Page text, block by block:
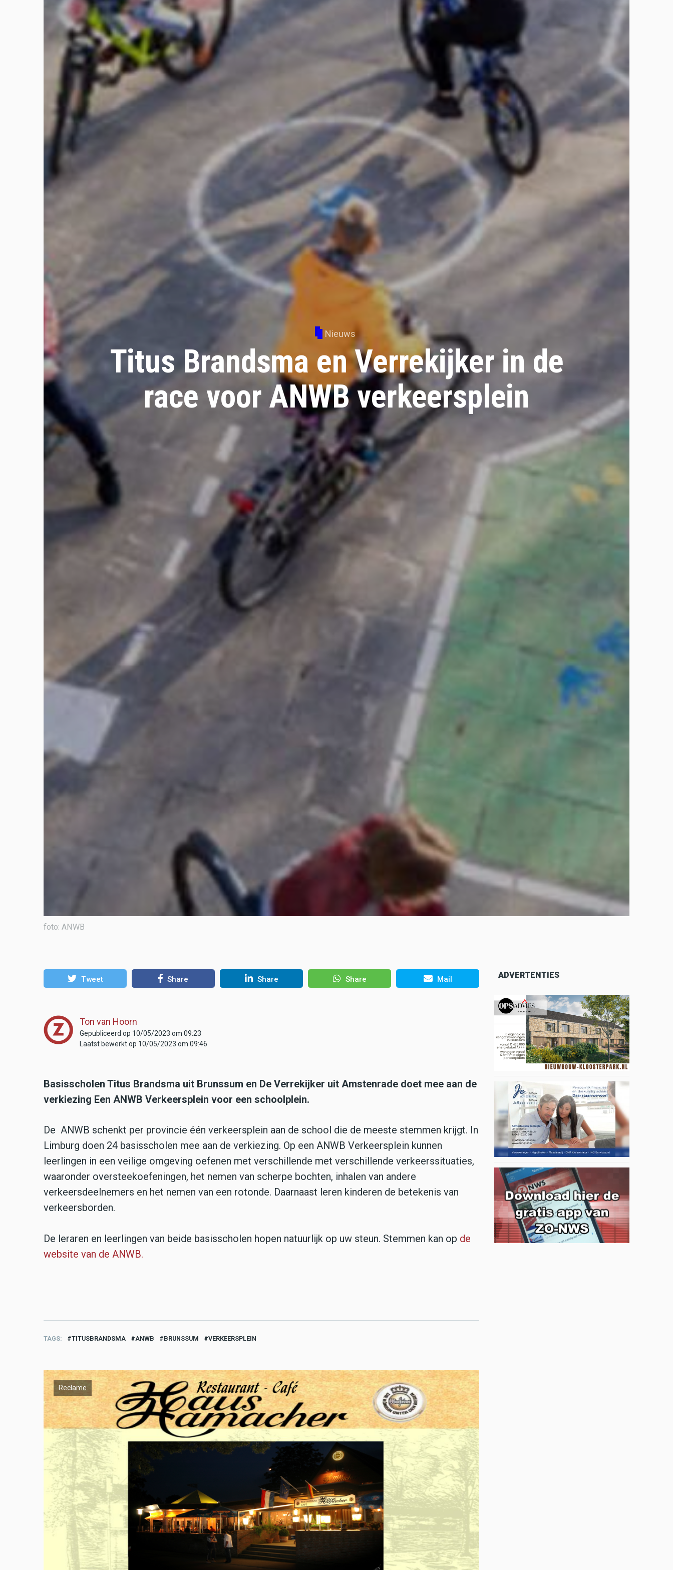
Nieuws
Titus Brandsma en Verrekijker in de
race voor ANWB verkeersplein
foto: ANWB
Tweet Share Share Share Mail
Ton van Hoorn
Gepubliceerd op 10/05/2023 om 09:23
Laatst bewerkt op 10/05/2023 om 09:46
Basisscholen Titus Brandsma uit Brunssum en De Verrekijker uit Amstenrade doet mee aan de
verkiezing Een ANWB Verkeersplein voor een schoolplein.
De ANWB schenkt per provincie één verkeersplein aan de school die de meeste stemmen krijgt. In
Limburg doen 24 basisscholen mee aan de verkiezing. Op een ANWB Verkeersplein kunnen
leerlingen in een veilige omgeving oefenen met verschillende met verschillende verkeerssituaties,
waaronder oversteekoefeningen, het nemen van scherpe bochten, inhalen van andere
verkeersdeelnemers en het nemen van een rotonde. Daarnaast leren kinderen de betekenis van
verkeersborden.
De leraren en leerlingen van beide basisscholen hopen natuurlijk op uw steun. Stemmen kan op de
website van de ANWB.
TAGS TITUSBRANDSMA ANWB BRUNSSUM VERKEERSPLEIN
Reclame
ADVERTENTIES